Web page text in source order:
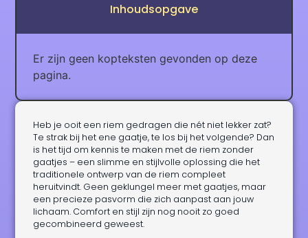
Heb je ooit een riem gedragen die nét niet lekker zat?
Te strak bij het ene gaatje, te los bij het volgende? Dan
is het tijd om kennis te maken met de riem zonder
gaatjes – een slimme en stijlvolle oplossing die het
traditionele ontwerp van de riem compleet
heruitvindt. Geen geklungel meer met gaatjes, maar
een precieze pasvorm die zich aanpast aan jouw
lichaam. Comfort en stijl zijn nog nooit zo goed
gecombineerd geweest.
Inhoudsopgave
Er zijn geen kopteksten gevonden op deze
pagina.